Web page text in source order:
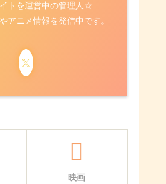
トを運営中の管理人☆
アニメ情報を発信中です。
映画